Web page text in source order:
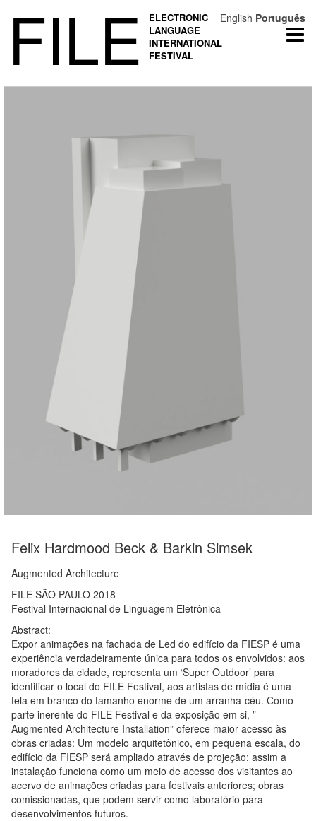
FILE
ELECTRONIC
LANGUAGE
INTERNATIONAL
FESTIVAL
Felix Hardmood Beck & Barkin Simsek
Augmented Architecture
FILE SÃO PAULO 2018
Festival Internacional de Linguagem Eletrônica
Abstract:
Expor animações na fachada de Led do edifício da FIESP é uma
experiência verdadeiramente única para todos os envolvidos: aos
moradores da cidade, representa um ‘Super Outdoor’ para
identificar o local do FILE Festival, aos artistas de mídia é uma
tela em branco do tamanho enorme de um arranha-céu. Como
parte inerente do FILE Festival e da exposição em si, ”
Augmented Architecture Installation” oferece maior acesso às
obras criadas: Um modelo arquitetônico, em pequena escala, do
edifício da FIESP será ampliado através de projeção; assim a
instalação funciona como um meio de acesso dos visitantes ao
acervo de animações criadas para festivais anteriores; obras
comissionadas, que podem servir como laboratório para
desenvolvimentos futuros.
English Português